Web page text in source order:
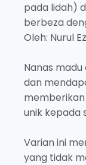
pada lidah)
berbeza
Oleh: Nurul
Nanas
dan
unik kepada
Varian ini
yang tidak